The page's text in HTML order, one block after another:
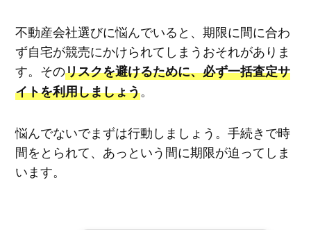
不動産会社選びに悩んでいると、期限に間に合わ
ず自宅が競売にかけられてしまうおそれがありま
す。そのリスクを避けるために、必ず一括査定サ
イトを利用しましょう。
悩んでないでまずは行動しましょう。手続きで時
間をとられて、あっという間に期限が迫ってしま
います。